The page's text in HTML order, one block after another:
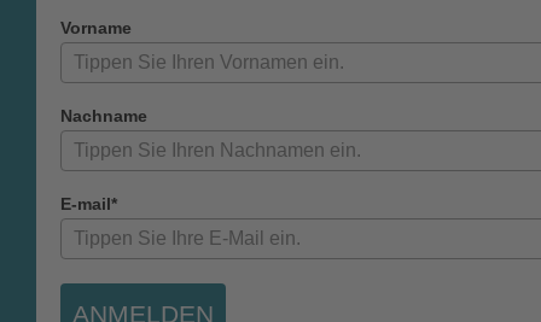
Vorname
Nachname
E-mail*
ANMELDEN